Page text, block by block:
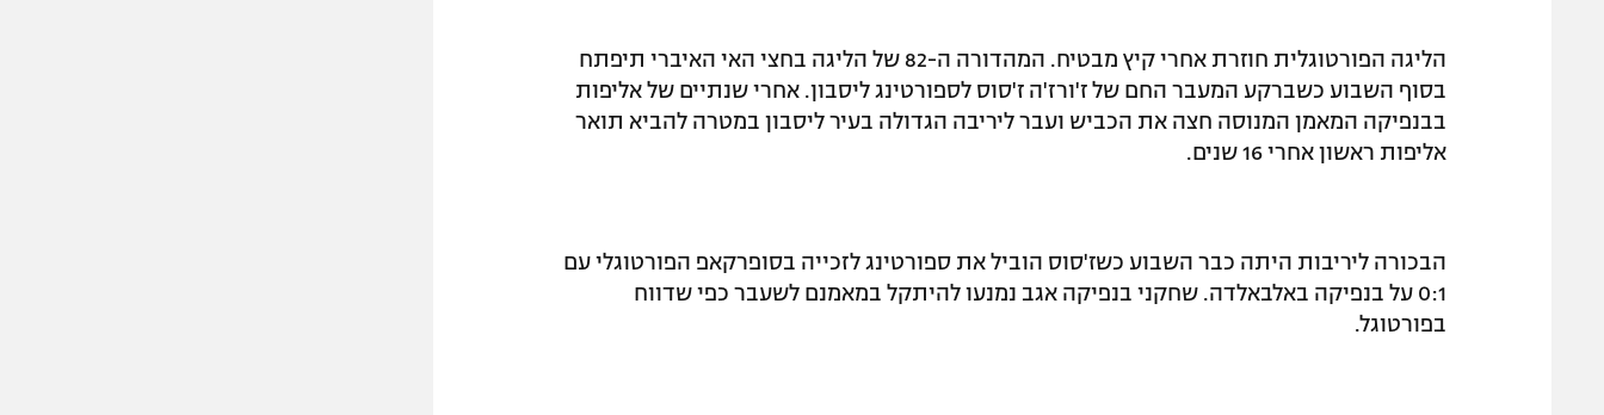
הליגה הפורטוגלית חוזרת אחרי קיץ מבטיח. המהדורה ה-82 של הליגה בחצי האי האיברי תיפתח
בסוף השבוע כשברקע המעבר החם של ז'ורז'ה ז'סוס לספורטינג ליסבון. אחרי שנתיים של אליפות
בבנפיקה המאמן המנוסה חצה את הכביש ועבר ליריבה הגדולה בעיר ליסבון במטרה להביא תואר
אליפות ראשון אחרי 16 שנים.
הבכורה ליריבות היתה כבר השבוע כשז'סוס הוביל את ספורטינג לזכייה בסופרקאפ הפורטוגלי עם
0:1 על בנפיקה באלבאלדה. שחקני בנפיקה אגב נמנעו להיתקל במאמנם לשעבר כפי שדווח
בפורטוגל.